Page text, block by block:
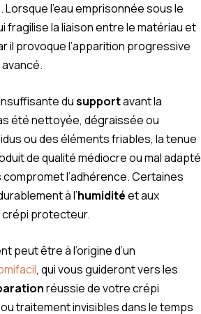
l’eau emprisonnée sous le
fragilise la liaison entre le matériau et
il provoque l’apparition progressive
dusupportavant la
été nettoyée, dégraissée ou
ou des éléments friables, la tenue
de qualité médiocre ou mal adapté
l’adhérence. Certaines
à l’humiditéet aux
crépi protecteur.
peut être à l’origine d’un
, qui vous guideront vers les
réussie de votre crépi
traitement invisibles dans le temps